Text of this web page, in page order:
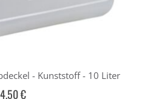
- Kunststoff - 10 Liter
€